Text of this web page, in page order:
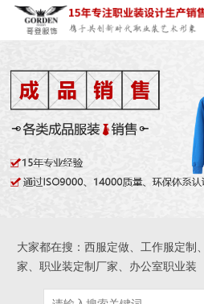
大家都在搜：西服定做、工作服定制
家、职业装定制厂家、办公室职业装